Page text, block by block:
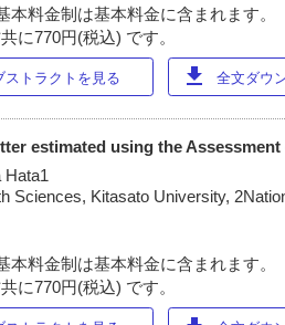
料金制は基本料金に含まれます。
に770円(税込) です。
ストラクトを見る download 全文ダウ
estimated using the
Hata1
Sciences, Kitasato University,
料金制は基本料金に含まれます。
に770円(税込) です。